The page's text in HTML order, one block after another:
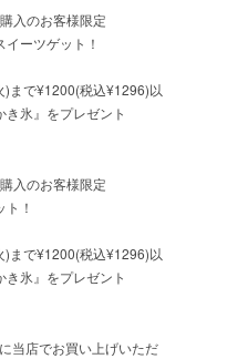
入のお客様限定
ーツゲット！
)まで¥1200(税込¥1296)以
き氷』をプレゼント
入のお客様限定
！
)まで¥1200(税込¥1296)以
き氷』をプレゼント
当店でお買い上げいただ